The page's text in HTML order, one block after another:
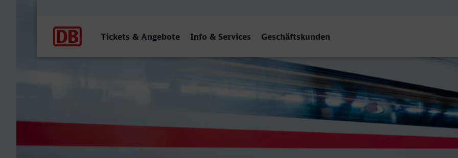
Tickets & Angebote Info & Services Geschäftskunden
St Augustin Ort - Halle (Saale) Hbf